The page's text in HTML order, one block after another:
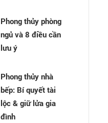
Phong thủy phòng
ngủ và 8 điều cần
lưu ý
Phong thủy nhà
bếp: Bí quyết tài
lộc & giữ lửa gia
đình